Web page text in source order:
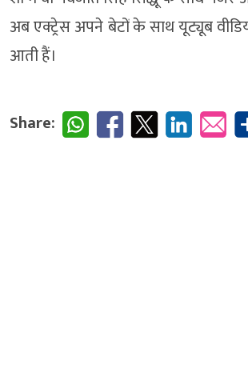
अब एक्ट्रेस अपने बेटों के साथ यूट्यूब
आती हैं।
Share: